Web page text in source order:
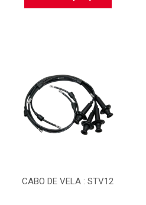
CABO DE VELA : STV12